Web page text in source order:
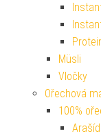
Müsli
Vločky
Ořechová
100%